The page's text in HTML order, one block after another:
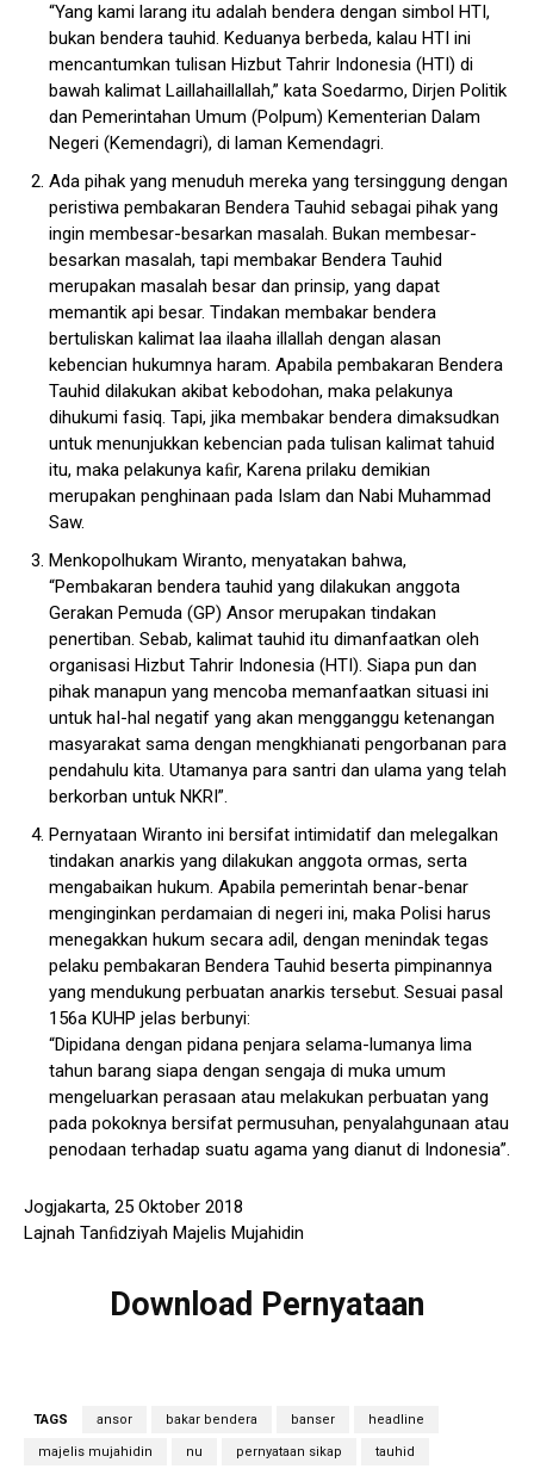
“Yang kami larang itu adalah bendera dengan simbol HTI,
bukan bendera tauhid. Keduanya berbeda, kalau HTI ini
mencantumkan tulisan Hizbut Tahrir Indonesia (HTI) di
bawah kalimat Laillahaillallah,” kata Soedarmo, Dirjen Politik
dan Pemerintahan Umum (Polpum) Kementerian Dalam
Negeri (Kemendagri), di laman Kemendagri.
Ada pihak yang menuduh mereka yang tersinggung dengan
peristiwa pembakaran Bendera Tauhid sebagai pihak yang
ingin membesar-besarkan masalah. Bukan membesar-
besarkan masalah, tapi membakar Bendera Tauhid
merupakan masalah besar dan prinsip, yang dapat
memantik api besar. Tindakan membakar bendera
bertuliskan kalimat laa ilaaha illallah dengan alasan
kebencian hukumnya haram. Apabila pembakaran Bendera
Tauhid dilakukan akibat kebodohan, maka pelakunya
dihukumi fasiq. Tapi, jika membakar bendera dimaksudkan
untuk menunjukkan kebencian pada tulisan kalimat tahuid
itu, maka pelakunya kaﬁr, Karena prilaku demikian
merupakan penghinaan pada Islam dan Nabi Muhammad
Saw.
Menkopolhukam Wiranto, menyatakan bahwa,
“Pembakaran bendera tauhid yang dilakukan anggota
Gerakan Pemuda (GP) Ansor merupakan tindakan
penertiban. Sebab, kalimat tauhid itu dimanfaatkan oleh
organisasi Hizbut Tahrir Indonesia (HTI). Siapa pun dan
pihak manapun yang mencoba memanfaatkan situasi ini
untuk haI-hal negatif yang akan mengganggu ketenangan
masyarakat sama dengan mengkhianati pengorbanan para
pendahulu kita. Utamanya para santri dan ulama yang telah
berkorban untuk NKRI”.
Pernyataan Wiranto ini bersifat intimidatif dan melegalkan
tindakan anarkis yang dilakukan anggota ormas, serta
mengabaikan hukum. Apabila pemerintah benar-benar
menginginkan perdamaian di negeri ini, maka Polisi harus
menegakkan hukum secara adil, dengan menindak tegas
pelaku pembakaran Bendera Tauhid beserta pimpinannya
yang mendukung perbuatan anarkis tersebut. Sesuai pasal
156a KUHP jelas berbunyi:
“Dipidana dengan pidana penjara selama-lumanya lima
tahun barang siapa dengan sengaja di muka umum
mengeluarkan perasaan atau melakukan perbuatan yang
pada pokoknya bersifat permusuhan, penyalahgunaan atau
penodaan terhadap suatu agama yang dianut di Indonesia”.
Jogjakarta, 25 Oktober 2018
Lajnah Tanﬁdziyah Majelis Mujahidin
Download Pernyataan
TAGS ansor bakar bendera banser headline
majelis mujahidin nu pernyataan sikap tauhid